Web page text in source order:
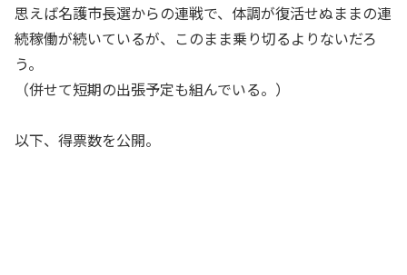
思えば名護市長選からの連戦で、体調が復活せぬままの連
続稼働が続いているが、このまま乗り切るよりないだろ
う。
（併せて短期の出張予定も組んでいる。）
以下、得票数を公開。